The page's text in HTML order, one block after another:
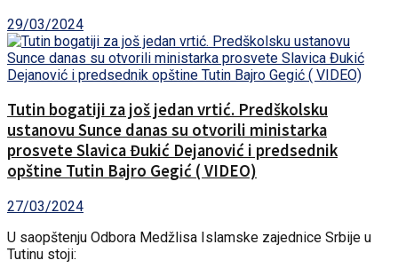
29/03/2024
Tutin bogatiji za još jedan vrtić. Predškolsku
ustanovu Sunce danas su otvorili ministarka
prosvete Slavica Đukić Dejanović i predsednik
opštine Tutin Bajro Gegić ( VIDEO)
27/03/2024
U saopštenju Odbora Medžlisa Islamske zajednice Srbije u
Tutinu stoji: